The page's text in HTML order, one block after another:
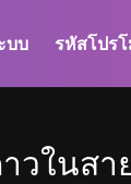
บบ รหัสโปร
วในส